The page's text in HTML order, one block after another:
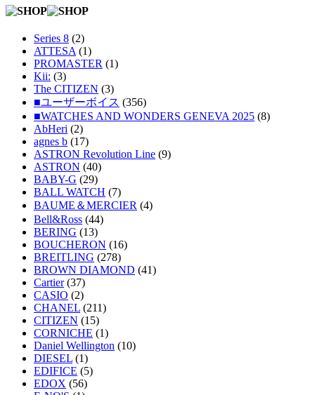
Series 8 (2)
ATTESA (1)
PROMASTER (1)
Kii: (3)
The CITIZEN (3)
■ユーザーボイス (356)
■WATCHES AND WONDERS GENEVA 2025 (8)
AbHeri (2)
agnes b (17)
ASTRON Revolution Line (9)
ASTRON (40)
BABY-G (29)
BALL WATCH (7)
BAUME＆MERCIER (4)
Bell&Ross (44)
BERING (13)
BOUCHERON (16)
BREITLING (278)
BROWN DIAMOND (41)
Cartier(37)
CASIO (2)
CHANEL (211)
CITIZEN (15)
CORNICHE (1)
Daniel Wellington (10)
DIESEL (1)
EDIFICE (5)
EDOX (56)